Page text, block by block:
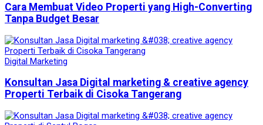
Cara Membuat Video Properti yang High-Converting
Tanpa Budget Besar
Digital Marketing
Konsultan Jasa Digital marketing & creative agency
Properti Terbaik di Cisoka Tangerang